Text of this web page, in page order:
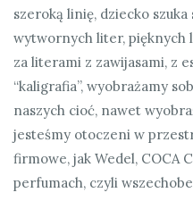
szeroką linię, dziecko
wytwornych liter, pięknych
za literami z zawijasami, z
“kaligrafia”, wyobrażamy
naszych cioć, nawet
jesteśmy otoczeni w
firmowe, jak Wedel, COCA
perfumach, czyli